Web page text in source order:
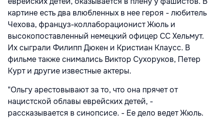
картине есть два влюбленных в нее героя - любитель
Чехова, француз-коллаборационист Жюль и
высокопоставленный немецкий офицер СС Хельмут.
Их сыграли Филипп Дюкен и Кристиан Клаусс. В
фильме также снимались Виктор Сухоруков, Петер
Курт и другие известные актеры.
"Ольгу арестовывают за то, что она прячет от
нацистской облавы еврейских детей, -
рассказывается в синопсисе. - Ее дело ведет Жюль.